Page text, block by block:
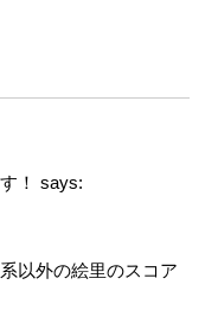
！
says:
以外の絵里のスコア